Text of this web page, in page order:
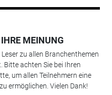
MEINUNG
zu allen Branchenthemen
achten Sie bei Ihren
um allen Teilnehmern eine
ermöglichen. Vielen Dank!